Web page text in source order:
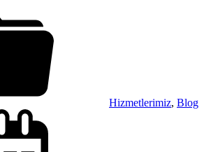
Hizmetlerimiz, Blog